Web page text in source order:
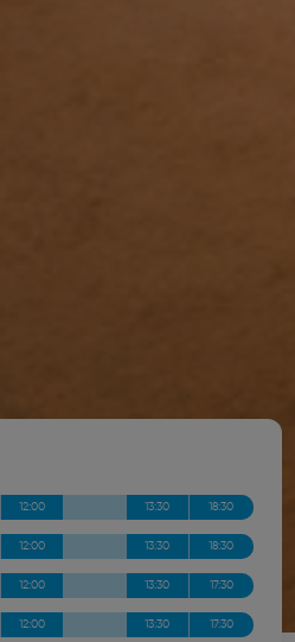
12:00 13:30 18:30
12:00 13:30 18:30
12:00 13:30 17:30
12:00 13:30 17:30